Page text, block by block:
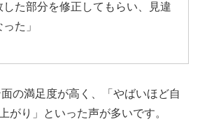
した部分を修正してもらい、見違
た」
の満足度が高く、「やばいほど自
がり」といった声が多いです。